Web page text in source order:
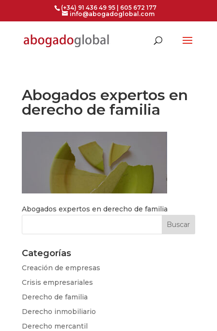
(+34) 91 436 49 95 | 605 672 177
info@abogadoglobal.com
Abogados expertos en
derecho de familia
Abogados expertos en derecho de familia
Categorías
Creación de empresas
Crisis empresariales
Derecho de familia
Derecho inmobiliario
Derecho mercantil